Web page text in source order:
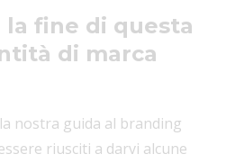
la fine di questa
di marca
nostra guida al branding
riusciti a darvi alcune